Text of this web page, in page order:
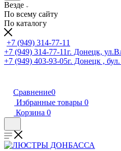
Везде
По всему сайту
По каталогу
+7 (949) 314-77-11
+7 (949) 314-77-11г. Донецк,
+7 (949) 403-93-05г. Донецк ,
Сравнение0
Избранные товары 0
Корзина 0